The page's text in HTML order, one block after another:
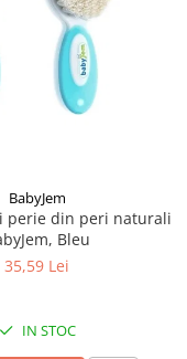
BabyJem
perie din peri naturali
Bleu
35,59 Lei
IN STOC